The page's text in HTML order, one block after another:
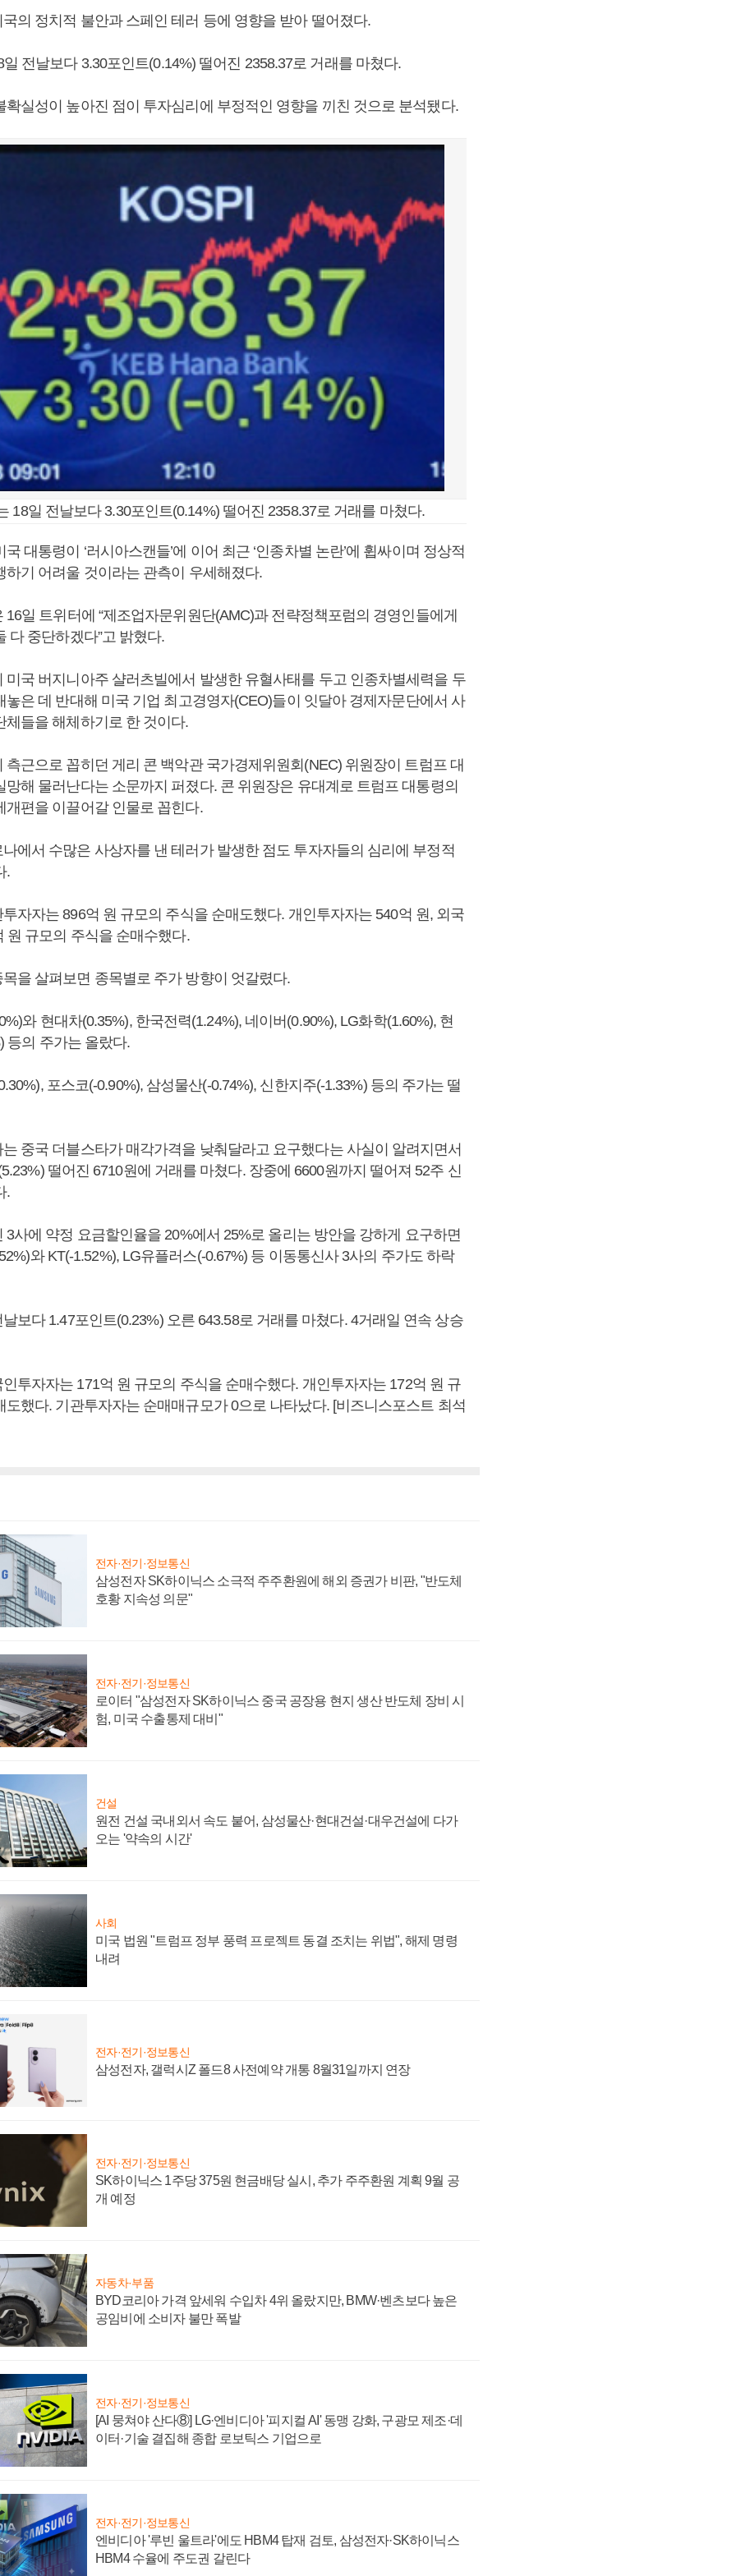
의 정치적 불안과 스페인 테러 등에 영향을 받아 떨어졌다.
전날보다 3.30포인트(0.14%) 떨어진 2358.37로 거래를 마쳤다.
확실성이 높아진 점이 투자심리에 부정적인 영향을 끼친 것으로 분석됐다.
18일 전날보다 3.30포인트(0.14%) 떨어진 2358.37로 거래를 마쳤다.
대통령이 ‘러시아스캔들’에 이어 최근 ‘인종차별 논란’에 휩싸이며 정상적
하기 어려울 것이라는 관측이 우세해졌다.
일 트위터에 “제조업자문위원단(AMC)과 전략정책포럼의 경영인들에게
다 중단하겠다”고 밝혔다.
미국 버지니아주 샬러츠빌에서 발생한 유혈사태를 두고 인종차별세력을 두
놓은 데 반대해 미국 기업 최고경영자(CEO)들이 잇달아 경제자문단에서 사
체들을 해체하기로 한 것이다.
측근으로 꼽히던 게리 콘 백악관 국가경제위원회(NEC) 위원장이 트럼프 대
망해 물러난다는 소문까지 퍼졌다. 콘 위원장은 유대계로 트럼프 대통령의
개편을 이끌어갈 인물로 꼽힌다.
에서 수많은 사상자를 낸 테러가 발생한 점도 투자자들의 심리에 부정적
.
자자는 896억 원 규모의 주식을 순매도했다. 개인투자자는 540억 원, 외국
원 규모의 주식을 순매수했다.
을 살펴보면 종목별로 주가 방향이 엇갈렸다.
와 현대차(0.35%), 한국전력(1.24%), 네이버(0.90%), LG화학(1.60%), 현
등의 주가는 올랐다.
포스코(-0.90%), 삼성물산(-0.74%), 신한지주(-1.33%) 등의 주가는 떨
중국 더블스타가 매각가격을 낮춰달라고 요구했다는 사실이 알려지면서
떨어진 6710원에 거래를 마쳤다. 장중에 6600원까지 떨어져 52주 신
.
3사에 약정 요금할인율을 20%에서 25%로 올리는 방안을 강하게 요구하면
와 KT(-1.52%), LG유플러스(-0.67%) 등 이동통신사 3사의 주가도 하락
보다 1.47포인트(0.23%) 오른 643.58로 거래를 마쳤다. 4거래일 연속 상승
투자자는 171억 원 규모의 주식을 순매수했다. 개인투자자는 172억 원 규
도했다. 기관투자자는 순매매규모가 0으로 나타났다. [비즈니스포스트 최석
전자·전기·정보통신
삼성전자 SK하이닉스 소극적 주주환원에 해외 증권가 비판, "반도체
호황 지속성 의문"
전자·전기·정보통신
로이터 "삼성전자 SK하이닉스 중국 공장용 현지 생산 반도체 장비 시
험, 미국 수출통제 대비"
건설
원전 건설 국내외서 속도 붙어, 삼성물산·현대건설·대우건설에 다가
오는 '약속의 시간'
사회
미국 법원 "트럼프 정부 풍력 프로젝트 동결 조치는 위법", 해제 명령
내려
전자·전기·정보통신
삼성전자, 갤럭시Z 폴드8 사전예약 개통 8월31일까지 연장
전자·전기·정보통신
SK하이닉스 1주당 375원 현금배당 실시, 추가 주주환원 계획 9월 공
개 예정
자동차·부품
BYD코리아 가격 앞세워 수입차 4위 올랐지만, BMW·벤츠보다 높은
공임비에 소비자 불만 폭발
전자·전기·정보통신
[AI 뭉쳐야 산다⑧] LG·엔비디아 '피지컬 AI' 동맹 강화, 구광모 제조·데
이터·기술 결집해 종합 로보틱스 기업으로
전자·전기·정보통신
엔비디아 '루빈 울트라'에도 HBM4 탑재 검토, 삼성전자·SK하이닉스
HBM4 수율에 주도권 갈린다